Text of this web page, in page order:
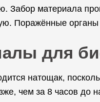
Забор материала
Поражённые органы
для
натощак,
чем за 8 часов до